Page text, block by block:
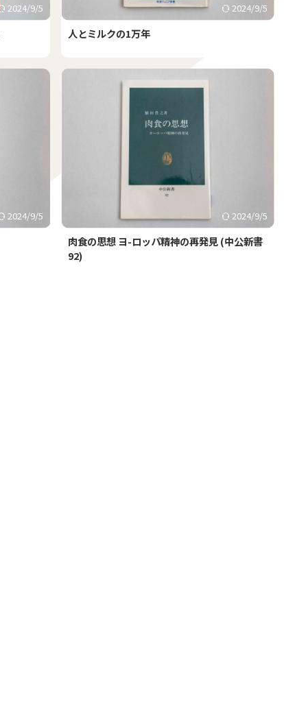
2024/9/5 2024/9/5
人とミルクの1万年
2024/9/5 2024/9/5
肉食の思想 ヨ-ロッパ精神の再発見 (中公新書
92)